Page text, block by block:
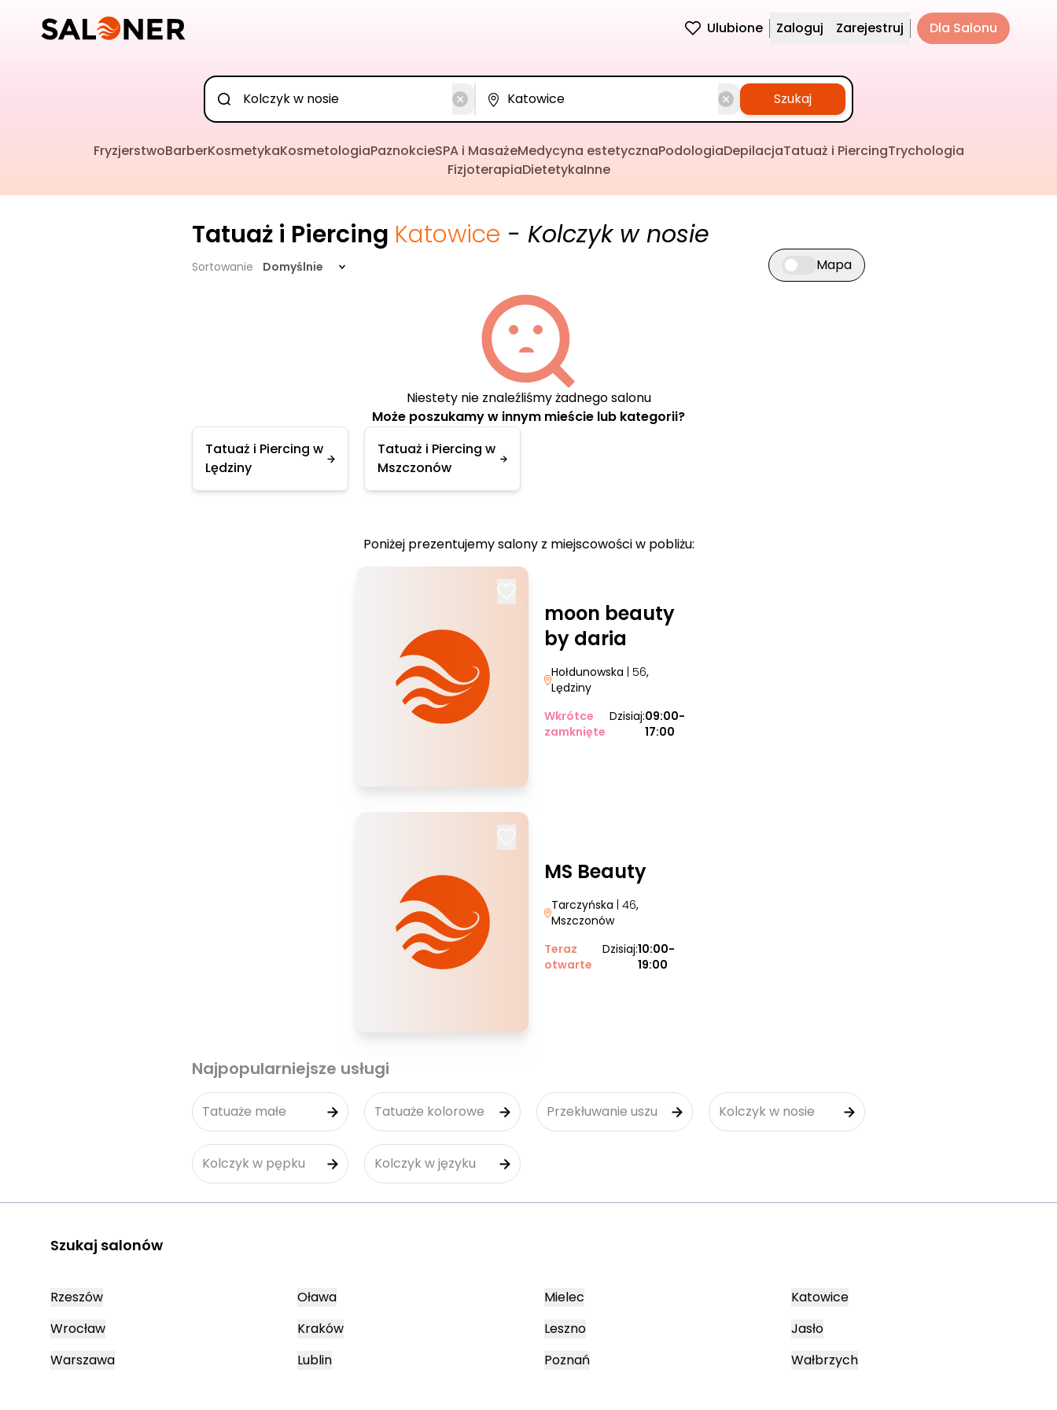
Ulubione Zaloguj Zarejestruj Dla Salonu
Szukaj
FryzjerstwoBarberKosmetykaKosmetologiaPaznokcieSPA i MasażeMedycyna estetycznaPodologiaDepilacjaTatuaż i PiercingTrychologia
FizjoterapiaDietetykaInne
Tatuaż i Piercing Katowice - Kolczyk w nosie
Sortowanie Domyślnie Przełącz widok mapy
Mapa
Niestety nie znaleźliśmy żadnego salonu
Może poszukamy w innym mieście lub kategorii?
Tatuaż i Piercing w
Lędziny
Tatuaż i Piercing w
Mszczonów
Poniżej prezentujemy salony z miejscowości w pobliżu:
moon beauty
by daria
Hołdunowska | 56,
Lędziny
Wkrótce
zamknięte
Dzisiaj:09:00-
17:00
MS Beauty
Tarczyńska | 46,
Mszczonów
Teraz
otwarte
Dzisiaj:10:00-
19:00
Najpopularniejsze usługi
Tatuaże małe Tatuaże kolorowe Przekłuwanie uszu Kolczyk w nosie
Kolczyk w pępku Kolczyk w języku
Szukaj salonów
Rzeszów
Wrocław
Warszawa
Oława
Kraków
Lublin
Mielec
Leszno
Poznań
Katowice
Jasło
Wałbrzych